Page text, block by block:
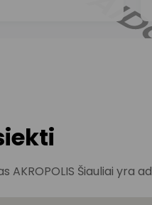
Šiauliai yra